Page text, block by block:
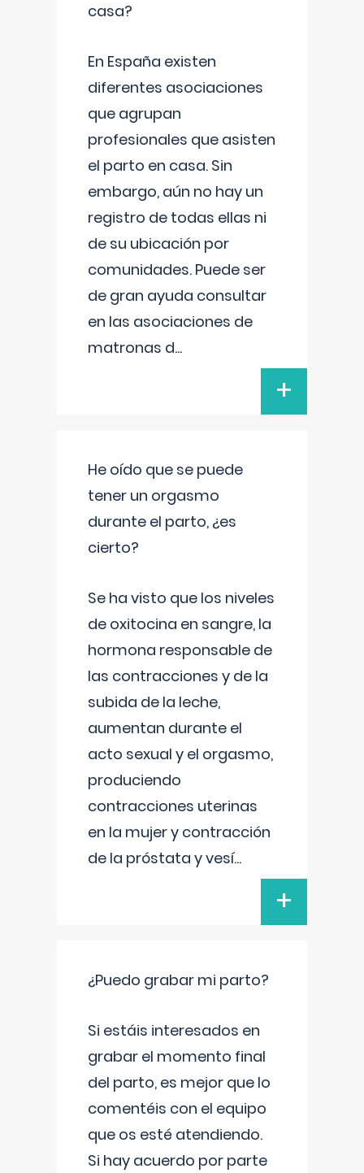
casa?
En España existen
diferentes asociaciones
que agrupan
profesionales que asisten
el parto en casa. Sin
embargo, aún no hay un
registro de todas ellas ni
de su ubicación por
comunidades. Puede ser
de gran ayuda consultar
en las asociaciones de
matronas d...
+
He oído que se puede
tener un orgasmo
durante el parto, ¿es
cierto?
Se ha visto que los niveles
de oxitocina en sangre, la
hormona responsable de
las contracciones y de la
subida de la leche,
aumentan durante el
acto sexual y el orgasmo,
produciendo
contracciones uterinas
en la mujer y contracción
de la próstata y vesí...
+
¿Puedo grabar mi parto?
Si estáis interesados en
grabar el momento final
del parto, es mejor que lo
comentéis con el equipo
que os esté atendiendo.
Si hay acuerdo por parte